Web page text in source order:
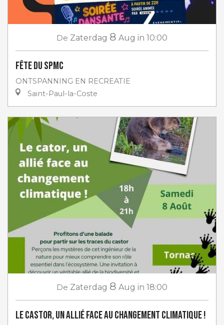
De Zaterdag 8 Aug in 10:00
Fête du SPMC
ONTSPANNING EN RECREATIE
Saint-Paul-la-Coste
De Zaterdag 8 Aug in 18:00
Le castor, un allié face au changement climatique !